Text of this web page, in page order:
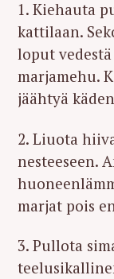
1. Kiehauta
kattilaan.
loput
marjamehu.
jäähtyä
2. Liuota
nesteeseen.
marjat pois
3. Pullota